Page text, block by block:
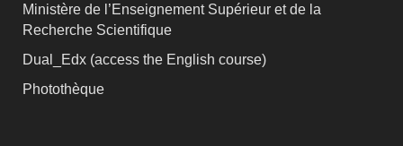
Ministère de l’Enseignement Supérieur et de la
Recherche Scientifique
Dual_Edx (access the English course)
Photothèque